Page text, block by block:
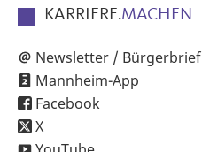
KARRIERE.MACHEN
Newsletter / Bürgerbrief
Mannheim-App
Facebook
X